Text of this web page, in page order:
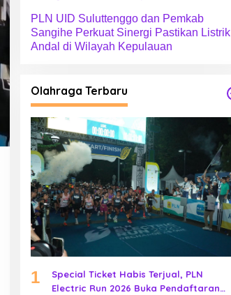
PLN UID Suluttenggo dan Pemkab
Sangihe Perkuat Sinergi Pastikan Listrik
Andal di Wilayah Kepulauan
Olahraga Terbaru
1
Special Ticket Habis Terjual, PLN
Electric Run 2026 Buka Pendaftaran